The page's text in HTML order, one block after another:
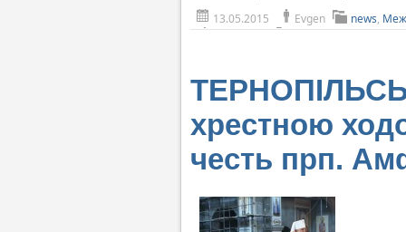
13.05.2015 Evgen news,
хрестною
честь прп.